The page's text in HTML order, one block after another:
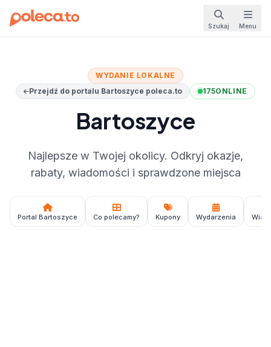
Szukaj Menu
WYDANIE LOKALNE
Przejdź do portalu Bartoszyce poleca.to
175ONLINE
Bartoszyce
Najlepsze w Twojej okolicy. Odkryj okazje,
rabaty, wiadomości i sprawdzone miejsca
Portal Bartoszyce Co polecamy? Kupony Wydarzenia